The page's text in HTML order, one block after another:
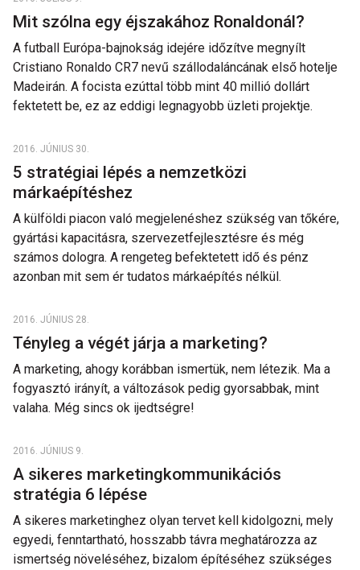
Mit szólna egy éjszakához Ronaldonál?
A futball Európa-bajnokság idejére időzítve megnyílt
Cristiano Ronaldo CR7 nevű szállodaláncának első hotelje
Madeirán. A focista ezúttal több mint 40 millió dollárt
fektetett be, ez az eddigi legnagyobb üzleti projektje.
2016. JÚNIUS 30.
5 stratégiai lépés a nemzetközi
márkaépítéshez
A külföldi piacon való megjelenéshez szükség van tőkére,
gyártási kapacitásra, szervezetfejlesztésre és még
számos dologra. A rengeteg befektetett idő és pénz
azonban mit sem ér tudatos márkaépítés nélkül.
2016. JÚNIUS 28.
Tényleg a végét járja a marketing?
A marketing, ahogy korábban ismertük, nem létezik. Ma a
fogyasztó irányít, a változások pedig gyorsabbak, mint
valaha. Még sincs ok ijedtségre!
2016. JÚNIUS 9.
A sikeres marketingkommunikációs
stratégia 6 lépése
A sikeres marketinghez olyan tervet kell kidolgozni, mely
egyedi, fenntartható, hosszabb távra meghatározza az
ismertség növeléséhez, bizalom építéséhez szükséges